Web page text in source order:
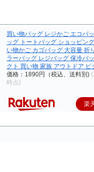
買い物バッグ レジかご エコバ
ッグ トートバッグ ショッピン
い物かご カゴバッグ 大容量 折
ラーバッグ レジバッグ 保冷バ
クト 買い物 家族 アウトドア ピ
価格：1890円（税込、送料別)
時点)
楽